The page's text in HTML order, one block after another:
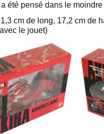
été pensé dans le
cm de long, 17,2 cm de
le jouet)